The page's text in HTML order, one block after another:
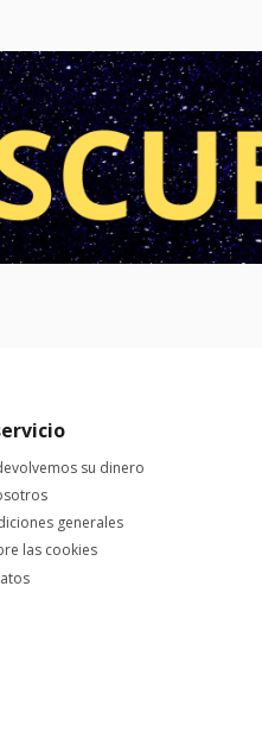
su dinero
generales
las cookies